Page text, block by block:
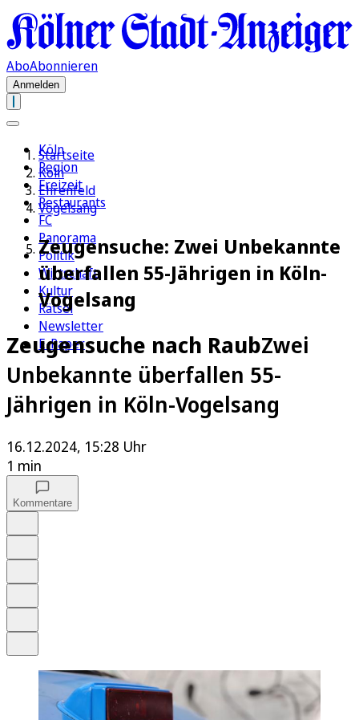
AboAbonnieren
Anmelden
Köln
Region
Freizeit
Restaurants
FC
Panorama
Politik
Wirtschaft
Kultur
Rätsel
Newsletter
E-Paper
Startseite
Köln
Ehrenfeld
Vogelsang
Zeugensuche: Zwei Unbekannte
überfallen 55-Jährigen in Köln-
Vogelsang
Zeugensuche nach RaubZwei
Unbekannte überfallen 55-
Jährigen in Köln-Vogelsang
16.12.2024, 15:28 Uhr
1 min
Kommentare